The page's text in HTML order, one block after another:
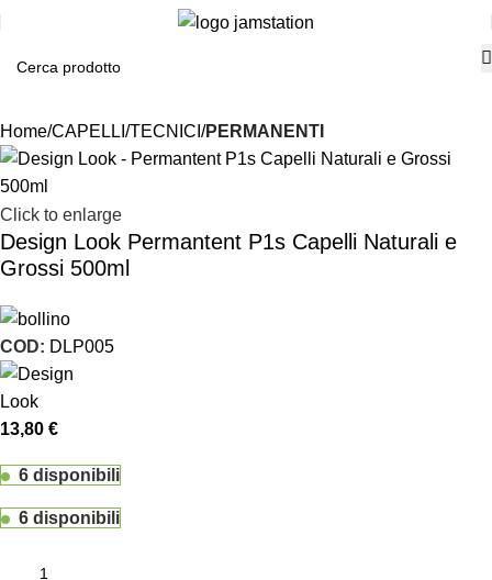
Home CAPELLI TECNICI PERMANENTI
Click to enlarge
Design Look Permantent P1s Capelli Naturali e
Grossi 500ml
COD: DLP005
13,80 €
6 disponibili
6 disponibili